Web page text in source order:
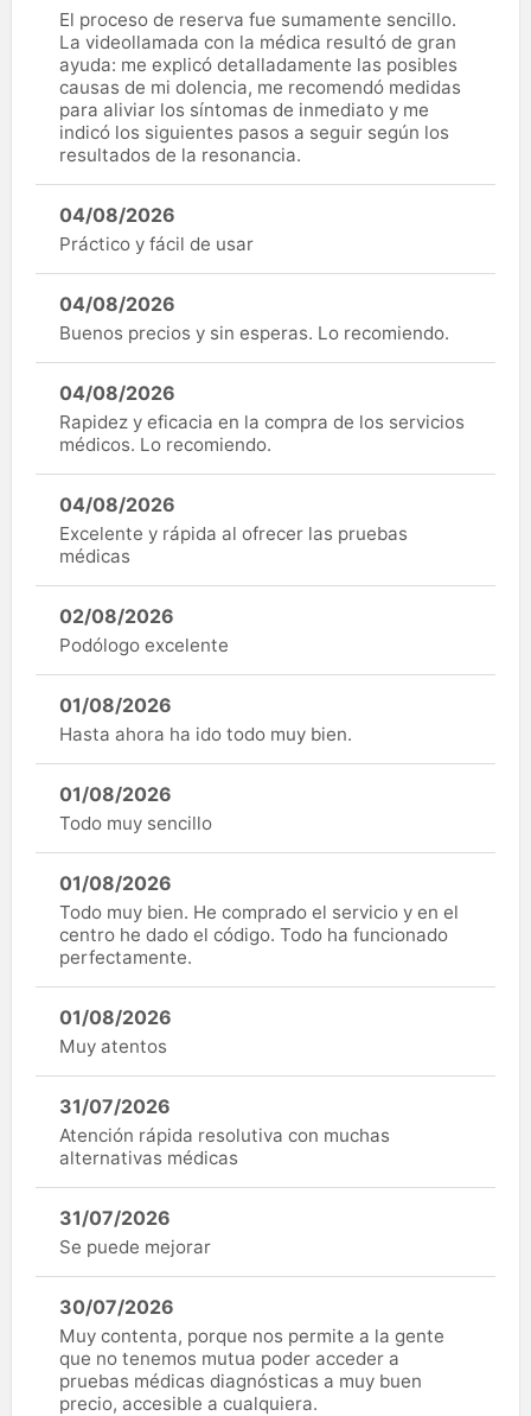
El proceso de reserva fue sumamente sencillo.
La videollamada con la médica resultó de gran
ayuda: me explicó detalladamente las posibles
causas de mi dolencia, me recomendó medidas
para aliviar los síntomas de inmediato y me
indicó los siguientes pasos a seguir según los
resultados de la resonancia.
04/08/2026
Práctico y fácil de usar
04/08/2026
Buenos precios y sin esperas. Lo recomiendo.
04/08/2026
Rapidez y eficacia en la compra de los servicios
médicos. Lo recomiendo.
04/08/2026
Excelente y rápida al ofrecer las pruebas
médicas
02/08/2026
Podólogo excelente
01/08/2026
Hasta ahora ha ido todo muy bien.
01/08/2026
Todo muy sencillo
01/08/2026
Todo muy bien. He comprado el servicio y en el
centro he dado el código. Todo ha funcionado
perfectamente.
01/08/2026
Muy atentos
31/07/2026
Atención rápida resolutiva con muchas
alternativas médicas
31/07/2026
Se puede mejorar
30/07/2026
Muy contenta, porque nos permite a la gente
que no tenemos mutua poder acceder a
pruebas médicas diagnósticas a muy buen
precio, accesible a cualquiera.